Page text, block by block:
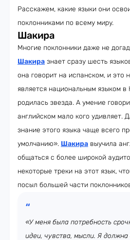
Расскажем, какие языки они
поклонниками по всему миру.
Шакира
Многие поклонники даже не
Шакира знает сразу шесть
она говорит на испанском, и это
является национальным языком в
родилась звезда. А умение
английском мало кого удивляет.
знание этого языка чаще всего
умолчанию». Шакира выучила
общаться с более широкой
некоторые треки на этот язык,
посыл большей части
«У меня была потребность
идеи, чувства, мысли. Я